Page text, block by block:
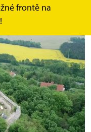
frontě na